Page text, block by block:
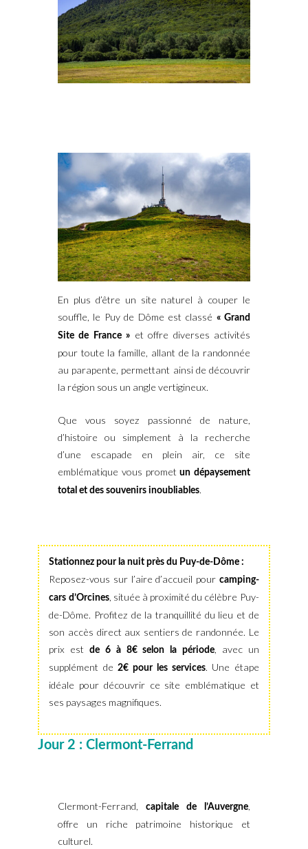
En plus d’être un site naturel à couper le
souffle, le Puy de Dôme est classé « Grand
Site de France » et offre diverses activités
pour toute la famille, allant de la randonnée
au parapente, permettant ainsi de découvrir
la région sous un angle vertigineux.
Que vous soyez passionné de nature,
d’histoire ou simplement à la recherche
d’une escapade en plein air, ce site
emblématique vous prometun dépaysement
total et des souvenirs inoubliables.
Stationnez pour la nuit près du Puy-de-Dôme :
Reposez-vous sur l’aire d’accueil pour camping-
cars d’Orcines, située à proximité du célèbre Puy-
de-Dôme. Profitez de la tranquillité du lieu et de
son accès direct aux sentiers de randonnée. Le
prix estde 6 à 8€ selon la période, avec un
supplément de 2€ pour les services. Une étape
idéale pour découvrir ce site emblématique et
ses paysages magnifiques.
Jour 2 : Clermont-Ferrand
Clermont-Ferrand, capitale de l’Auvergne,
offre un riche patrimoine historique et
culturel.